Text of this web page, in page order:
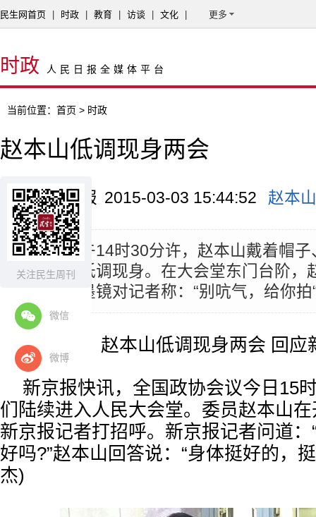
关注民生周刊
微信
微博
民生网首页 时政 教育 访谈 文化 更多
时政 人民日报全媒体平台
当前位置： 首页 > 时政
赵本山低调现身两会
来源：新京报 2015-03-03 15:44:52 赵本山
摘要：下午14时30分许，赵本山戴着帽
巾捂住脸低调现身。在大会堂东门台阶，
取下围巾墨镜对记者称：“别吭气，给你拍
原标题： 赵本山低调现身两会 回应
新京报快讯，全国政协会议今日15
们陆续进入人民大会堂。委员赵本山
新京报记者打招呼。新京报记者问道：
好吗?”赵本山回答说：“身体挺好的，
杰)